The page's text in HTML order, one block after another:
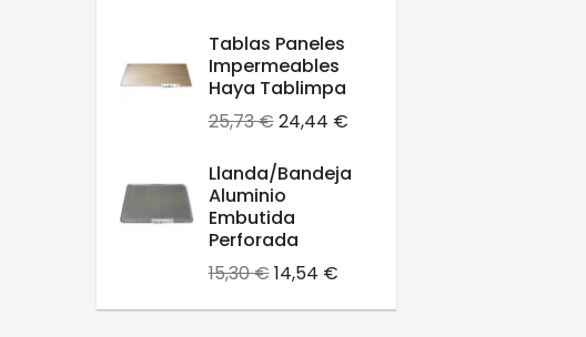
Tablas Paneles
Impermeables
Haya Tablimpa
Precio
25,73 €Precio
24,44 €
Llanda/bandeja
Aluminio
Embutida
Perforada
Precio
15,30 €Precio
14,54 €